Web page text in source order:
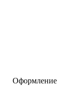
Оформление